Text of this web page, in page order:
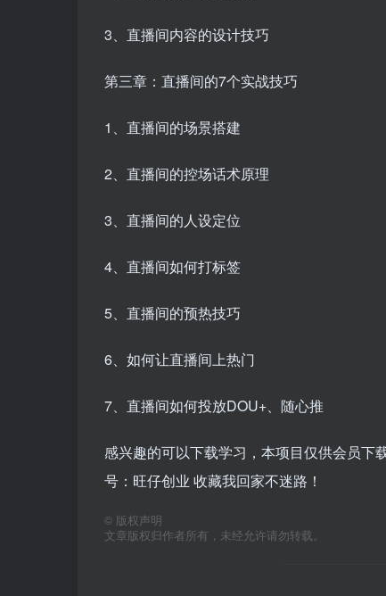
3、直播间内容的设计技巧
第三章：直播间的7个实战技巧
1、直播间的场景搭建
2、直播间的控场话术原理
3、直播间的人设定位
4、直播间如何打标签
5、直播间的预热技巧
6、如何让直播间上热门
7、直播间如何投放DOU+、随心推
感兴趣的可以下载学习，本项目仅供会员
号：旺仔创业 收藏我回家不迷路！
© 版权声明
文章版权归作者所有，未经允许请勿转载。